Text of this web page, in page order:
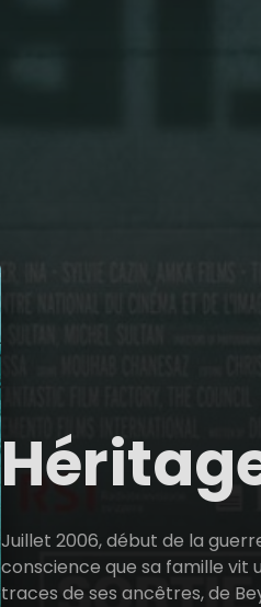
Juillet 2006, début de la
conscience que sa famille vit
traces de ses ancêtres, de